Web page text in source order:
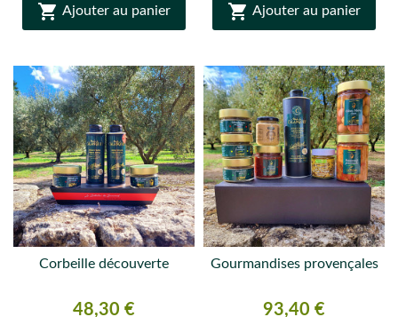
 Ajouter au panier  Ajouter au panier
Corbeille découverte
Prix
48,30 €
Gourmandises provençales
Prix
93,40 €